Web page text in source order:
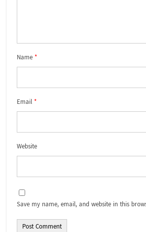
Name*
Email*
Website
Save my name, email, and website in this